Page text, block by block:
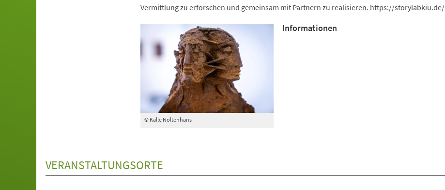
Vermittlung zu erforschen und gemeinsam mit Partnern zu realisieren. https://storylabkiu.de/
© Kalle Noltenhans
Informationen
VERANSTALTUNGSORTE